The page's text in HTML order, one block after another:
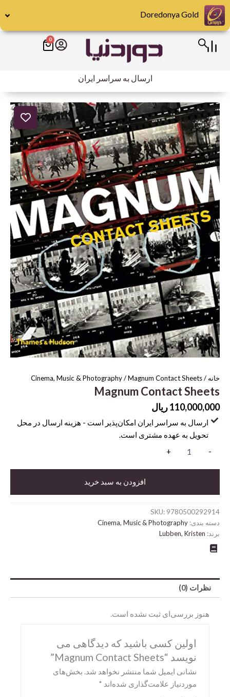
پرش
به
محتوا
Abrams
DK
Miscellaneous
Motorbooks
Penguin
0
سبد
ارسال به سراسر ایران
خانه /
Cinema, Music & Photography/ Magnum Contact Sheets
Magnum Contact Sheets
110,000,000ریال
ارسال به سراسر ایران امکان‌پذیر است - هزینه ارسال در محل
تحویل به عهده مشتری است.
-
+
افزودن به سبد خرید
SKU: 9780500292914
دسته بندی: Cinema, Music & Photography
برند: Lubben, Kristen
نظرات (0)
هنوز بررسی‌ای ثبت نشده است.
اولین کسی باشید که دیدگاهی می
نویسد “Magnum Contact Sheets”
نشانی ایمیل شما منتشر نخواهد شد. بخش‌های
موردنیاز علامت‌گذاری شده‌اند *